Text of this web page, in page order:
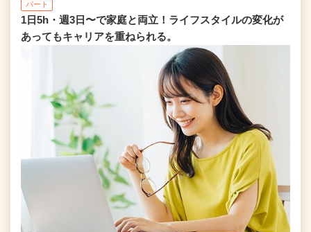
パート
1日5h・週3日〜で家庭と両立！ライフスタイルの変化が
あってもキャリアを重ねられる。